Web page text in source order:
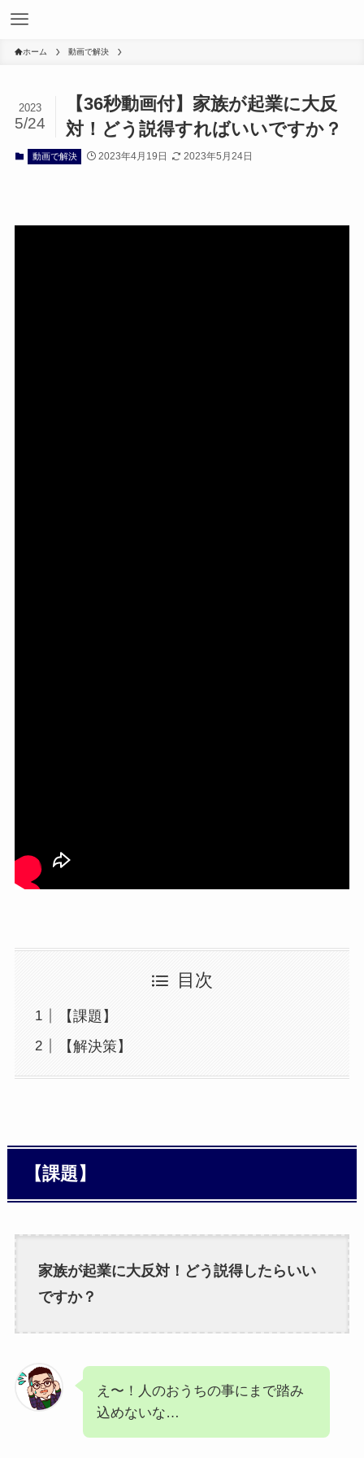
ホーム 動画で解決
【36秒動画付】家族が起業に大反
対！どう説得すればいいですか？
2023
5/24
動画で解決 2023年4月19日 2023年5月24日
目次
【課題】
【解決策】
【課題】
家族が起業に大反対！どう説得したらいい
ですか？
え〜！人のおうちの事にまで踏み
込めないな…